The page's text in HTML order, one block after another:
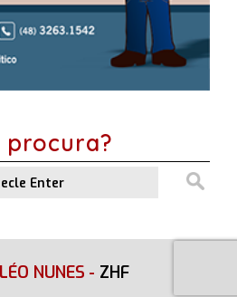
procura?
NUNES - ZHF